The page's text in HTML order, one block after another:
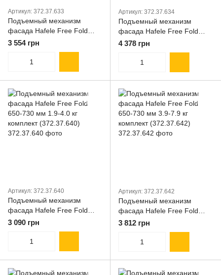
Артикул: 372.37.633
Подъемный механизм
фасада Hafele Free Fold
580-650 мм 6.0-12.2 кг
комплект (372.37.633)
3 554 грн
Артикул: 372.37.634
Подъемный механизм
фасада Hafele Free Fold
580-650 мм 10.6-20.9 кг
комплект (372.37.634)
4 378 грн
Артикул: 372.37.640
Подъемный механизм
фасада Hafele Free Fold
650-730 мм 1.9-4.0 кг
комплект (372.37.640)
3 090 грн
Артикул: 372.37.642
Подъемный механизм
фасада Hafele Free Fold
650-730 мм 3.9-7.9 кг
комплект (372.37.642)
3 812 грн